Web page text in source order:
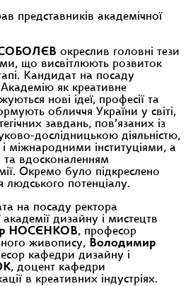
представників академічної
СОБОЛЄВ окреслив головні тези
що висвітлюють розвиток
Кандидат на посаду
як креативне
нові ідеї, професії та
обличчя України у світі,
завдань, пов’язаних із
дослідницькою діяльністю,
міжнародними інституціями, а
та вдосконаленням
Окремо було підкреслено
людського потенціалу.
на посаду ректора
дизайну і мистецтв
НОСЄНКОВ, професор
живопису, Володимир
кафедри дизайну і
, доцент кафедри
в креативних індустріях.